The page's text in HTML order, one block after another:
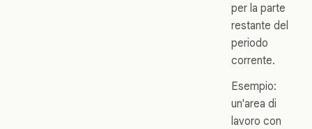
per la parte
restante del
periodo
corrente.
Esempio:
un'area di
lavoro con